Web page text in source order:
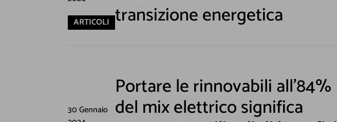
ARTICOLI transizione energetica
30 Gennaio
Portare le rinnovabili all’84%
del mix elettrico significa